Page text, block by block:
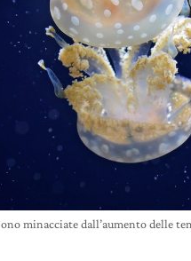
minacciate dall’aumento delle